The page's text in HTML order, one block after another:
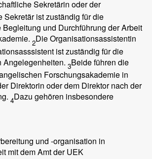
Sekretärin oder der
Sekretär ist zuständig für die
und Durchführung der Arbeit
2Die Organisationsassistentin
ist zuständig für die
Angelegenheiten. 3Beide führen die
Forschungsakademie in
Direktorin oder dem Direktor nach der
4Dazu gehören insbesondere
und -organisation in
mit dem Amt der UEK